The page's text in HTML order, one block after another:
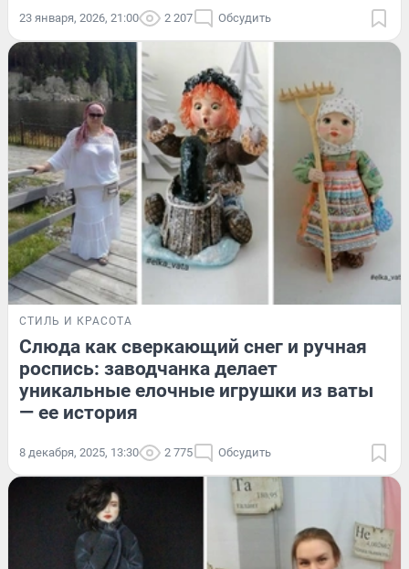
23 января, 2026, 21:00 2 207 Обсудить
СТИЛЬ И КРАСОТА
Слюда как сверкающий снег и ручная
роспись: заводчанка делает
уникальные елочные игрушки из ваты
— ее история
8 декабря, 2025, 13:30 2 775 Обсудить